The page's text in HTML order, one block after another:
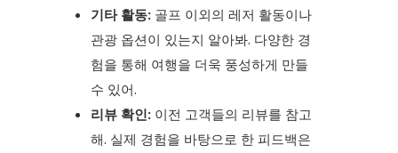
기타 활동: 골프 이외의 레저 활동이나
관광 옵션이 있는지 알아봐. 다양한 경
험을 통해 여행을 더욱 풍성하게 만들
수 있어.
리뷰 확인: 이전 고객들의 리뷰를 참고
해. 실제 경험을 바탕으로 한 피드백은